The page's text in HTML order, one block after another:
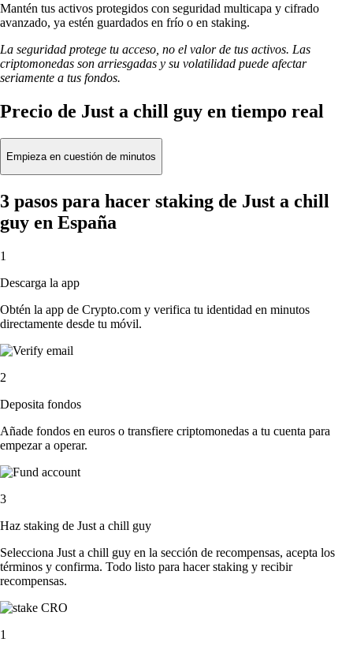
Mantén tus activos protegidos con seguridad multicapa y cifrado
avanzado, ya estén guardados en frío o en staking.
La seguridad protege tu acceso, no el valor de tus activos. Las
criptomonedas son arriesgadas y su volatilidad puede afectar
seriamente a tus fondos.
Precio de Just a chill guy en tiempo real
Empieza en cuestión de minutos
3 pasos para hacer staking de Just a chill
guy en España
1
Descarga la app
Obtén la app de Crypto.com y verifica tu identidad en minutos
directamente desde tu móvil.
2
Deposita fondos
Añade fondos en euros o transfiere criptomonedas a tu cuenta para
empezar a operar.
3
Haz staking de Just a chill guy
Selecciona Just a chill guy en la sección de recompensas, acepta los
términos y confirma. Todo listo para hacer staking y recibir
recompensas.
1